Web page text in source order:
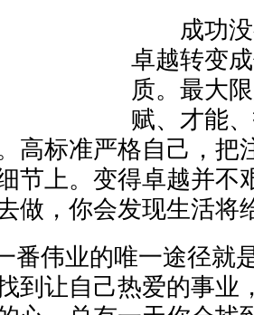
成功没
卓越转变
质。最大
赋、才能
高标准严格自己，把
节上。变得卓越并不
做，你会发现生活将
伟业的唯一途径就
到让自己热爱的事业